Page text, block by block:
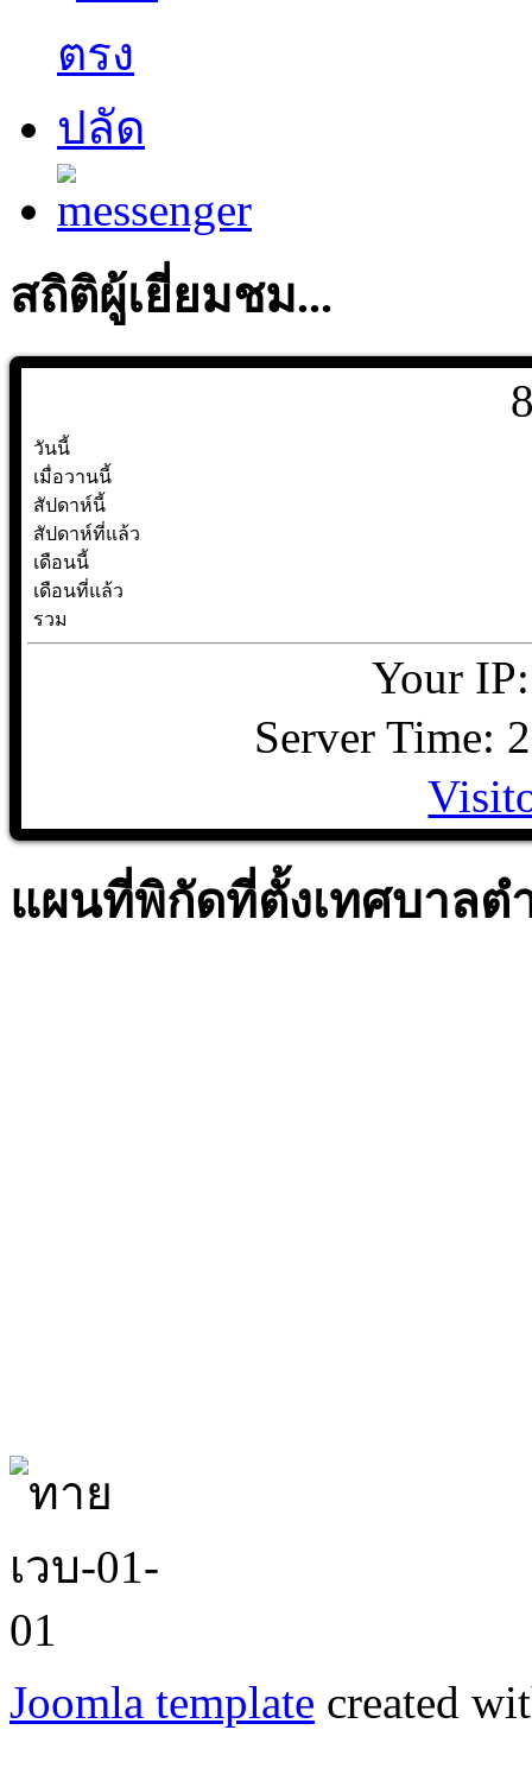
สถิติผู้เยี่ยมชม...
วันนี้
เมื่อวานนี้
สัปดาห์นี้
สัปดาห์ที่แล้ว
เดือนนี้
เดือนที่แล้ว
รวม
Your
Server Time:
แผนที่พิกัดที่ตั้งเทศบาลต
Joomla template created